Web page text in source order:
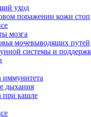
уход
поражении кожи стоп
мозга
мочевыводящих путей
системы и
иммунитета
дыхания
при кашле